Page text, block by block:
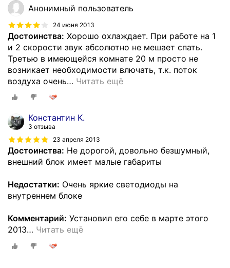
Анонимный пользователь
24 июня 2013
Достоинства: Хорошо охлаждает. При работе на 1
и 2 скорости звук абсолютно не мешает спать.
Третью в имеющейся комнате 20 м просто не
возникает необходимости влючать, т.к. поток
воздуха очень… Читать ещё
Константин K.
3 отзыва
23 апреля 2013
Достоинства: Не дорогой, довольно безшумный,
внешний блок имеет малые габариты
Недостатки: Очень яркие светодиоды на
внутреннем блоке
Комментарий: Установил его себе в марте этого
2013… Читать ещё